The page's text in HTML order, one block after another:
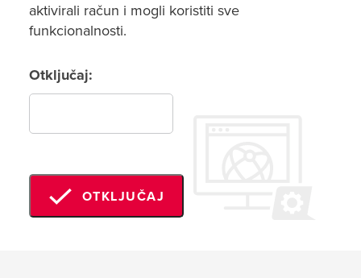
aktivirali račun i mogli koristiti sve
funkcionalnosti.
Otključaj:
OTKLJUČAJ